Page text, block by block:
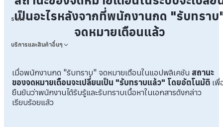
ราคา
บริการและสินค้าอื่นๆ
เป็นอะไรหลังจากที่พนักงานกด "รับทรา
จดหมายเตือนแล้ว
เมื่อพนักงานกด "รับทราบ" จดหมายเตือนในแอปพลิเคชัน สถานะ
ของจดหมายเตือนจะเปลี่ยนเป็น "รับทราบแล้ว" โดยอัตโนมัติ เพื่
ยืนยันว่าพนักงานได้รับรู้และรับทราบเนื้อหาในเอกสารดังกล่าว
เรียบร้อยแล้ว